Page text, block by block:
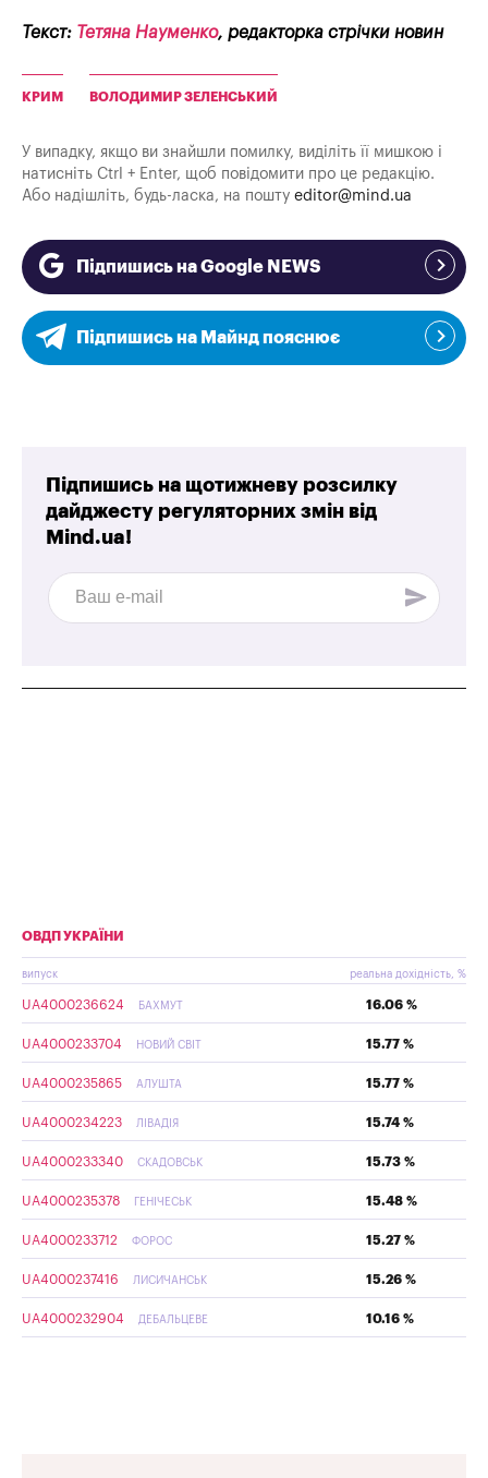
Текст: Тетяна Науменко, редакторка стрічки новин
КРИМ ВОЛОДИМИР ЗЕЛЕНСЬКИЙ
У випадку, якщо ви знайшли помилку, виділіть її мишкою і
натисніть Ctrl + Enter, щоб повідомити про це редакцію.
Або надішліть, будь-ласка, на пошту editor@mind.ua
Підпишись на Google NEWS
Підпишись на Майнд пояснює
Підпишись на щотижневу розсилку
дайджесту регуляторних змін від
Mind.ua!
ОВДП УКРАЇНИ
випуск реальна дохідність, %
UA4000236624 БАХМУТ 16.06 %
UA4000233704 НОВИЙ СВІТ 15.77 %
UA4000235865 АЛУШТА 15.77 %
UA4000234223 ЛІВАДІЯ 15.74 %
UA4000233340 СКАДОВСЬК 15.73 %
UA4000235378 ГЕНІЧЕСЬК 15.48 %
UA4000233712 ФОРОС 15.27 %
UA4000237416 ЛИСИЧАНСЬК 15.26 %
UA4000232904 ДЕБАЛЬЦЕВЕ 10.16 %